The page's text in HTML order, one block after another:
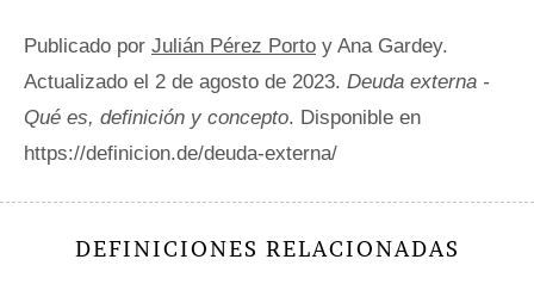
Publicado por Julián Pérez Porto y Ana Gardey.
Actualizado el 2 de agosto de 2023. Deuda externa -
Qué es, definición y concepto. Disponible en
https://definicion.de/deuda-externa/
DEFINICIONES RELACIONADAS